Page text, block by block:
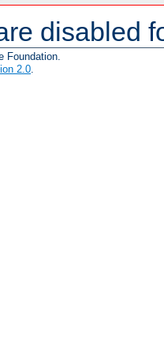
disabled
Foundation.
2.0